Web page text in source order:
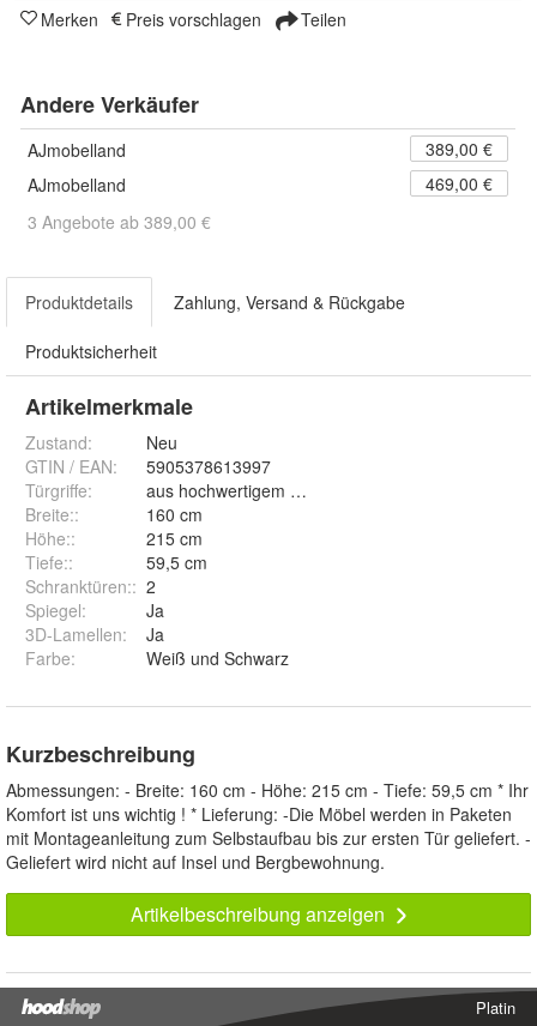
Merken Preis vorschlagen Teilen
Andere Verkäufer
AJmobelland
389,00 €
AJmobelland
469,00 €
3 Angebote ab 389,00 €
Produktdetails Zahlung, Versand & Rückgabe
Produktsicherheit
Artikelmerkmale
Zustand:
Neu
GTIN / EAN:
5905378613997
Türgriffe:
aus hochwertigem ALUMINIUM
Breite::
160 cm
Höhe::
215 cm
Tiefe::
59,5 cm
Schranktüren:: 2
Spiegel:
Ja
3D-Lamellen:
Ja
Farbe: Weiß und Schwarz
Kurzbeschreibung
Abmessungen: - Breite: 160 cm - Höhe: 215 cm - Tiefe: 59,5 cm * Ihr
Komfort ist uns wichtig ! * Lieferung: -Die Möbel werden in Paketen
mit Montageanleitung zum Selbstaufbau bis zur ersten Tür geliefert. -
Geliefert wird nicht auf Insel und Bergbewohnung.
Artikelbeschreibung anzeigen
Platin